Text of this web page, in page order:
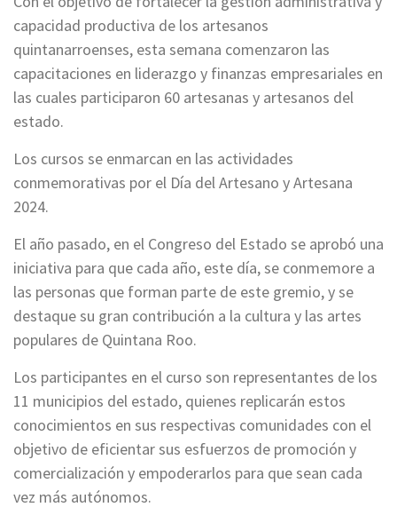
capacidad productiva de los artesanos
quintanarroenses, esta semana comenzaron las
capacitaciones en liderazgo y finanzas empresariales en
las cuales participaron 60 artesanas y artesanos del
estado.
Los cursos se enmarcan en las actividades
conmemorativas por el Día del Artesano y Artesana
2024.
El año pasado, en el Congreso del Estado se aprobó una
iniciativa para que cada año, este día, se conmemore a
las personas que forman parte de este gremio, y se
destaque su gran contribución a la cultura y las artes
populares de Quintana Roo.
Los participantes en el curso son representantes de los
11 municipios del estado, quienes replicarán estos
conocimientos en sus respectivas comunidades con el
objetivo de eficientar sus esfuerzos de promoción y
comercialización y empoderarlos para que sean cada
vez más autónomos.